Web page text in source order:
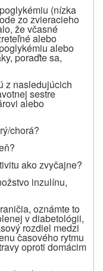
(nízka
zo zvieracieho
že včasné
alebo
alebo
poraďte sa,
z nasledujúcich
sestre
alebo
chorá?
ako zvyčajne?
inzulínu,
oznámte to
v diabetológii,
rozdiel medzi
časového rytmu
oproti domácim